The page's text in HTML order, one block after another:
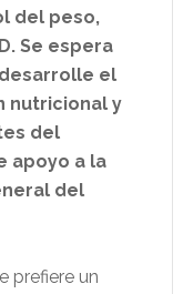
del peso,
Se espera
el
nutricional y
del
apoyo a la
del
prefiere un